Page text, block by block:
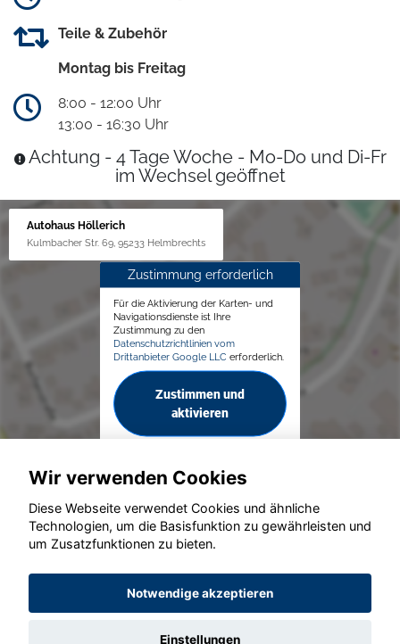
Teile & Zubehör
Montag bis Freitag
8:00 - 12:00 Uhr
13:00 - 16:30 Uhr
Achtung - 4 Tage Woche - Mo-Do und Di-Fr
im Wechsel geöffnet
Autohaus Höllerich
Kulmbacher Str. 69, 95233 Helmbrechts
Zustimmung erforderlich
Für die Aktivierung der Karten- und
Navigationsdienste ist Ihre
Zustimmung zu den
Datenschutzrichtlinien vom
Drittanbieter Google LLC erforderlich.
Zustimmen und
aktivieren
© konjunkturmotor.de GmbH 2020 - 2026
Wir verwenden Cookies
Diese Webseite verwendet Cookies und ähnliche
Technologien, um die Basisfunktion zu gewährleisten und
um Zusatzfunktionen zu bieten.
Notwendige akzeptieren
Einstellungen